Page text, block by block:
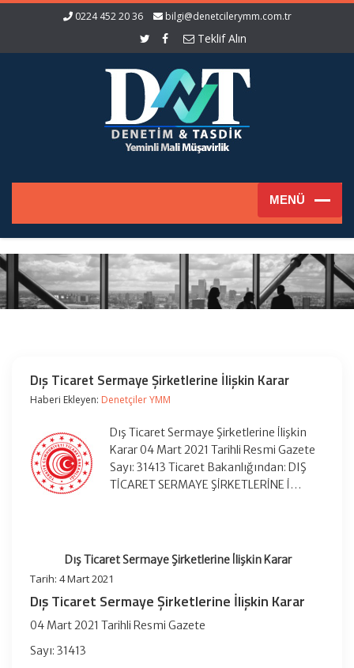
0224 452 20 36 bilgi@denetcilerymm.com.tr
Teklif Alın
Dış Ticaret Sermaye Şirketlerine İlişkin Karar
Haberi Ekleyen: Denetçiler YMM
Dış Ticaret Sermaye Şirketlerine İlişkin
Karar 04 Mart 2021 Tarihli Resmi Gazete
Sayı: 31413 Ticaret Bakanlığından: DIŞ
TİCARET SERMAYE ŞİRKETLERİNE İ…
Dış Ticaret Sermaye Şirketlerine İlişkin Karar
Tarih: 4 Mart 2021
Dış Ticaret Sermaye Şirketlerine İlişkin Karar
04 Mart 2021 Tarihli Resmi Gazete
Sayı: 31413